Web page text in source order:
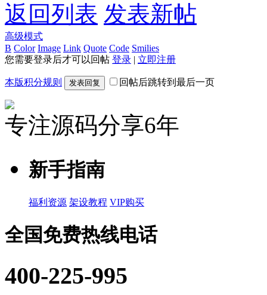
返回列表 发表新帖
高级模式
B Color Image Link Quote Code Smilies
您需要登录后才可以回帖 登录 | 立即注册
本版积分规则 发表回复 回帖后跳转到最后一页
专注源码分享6年
新手指南
福利资源 架设教程 VIP购买
全国免费热线电话
400-225-995